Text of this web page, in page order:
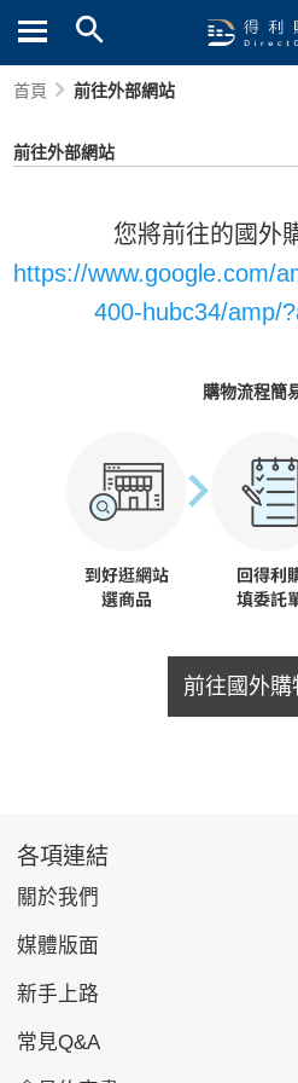
首頁 前往外部網站
前往外部網站
您將前往的國外
https://www.google.com/
400-hubc34/amp/
購物流程簡
前往國外購
各項連結
關於我們
媒體版面
新手上路
常見Q&A